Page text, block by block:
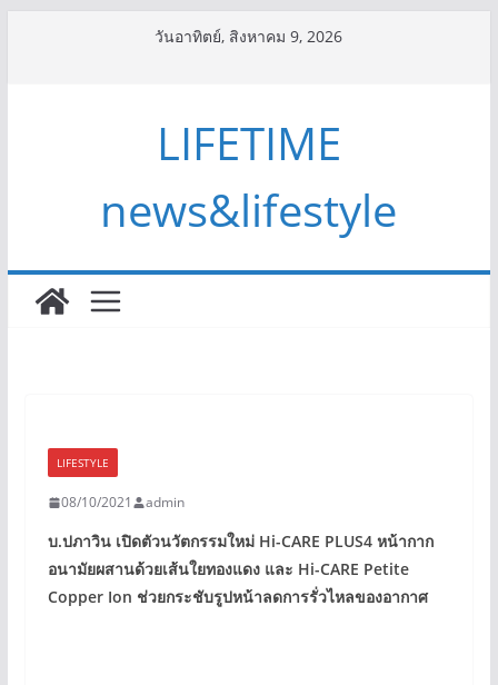
วันอาทิตย์, สิงหาคม 9, 2026
LIFETIME
news&lifestyle
LIFESTYLE
08/10/2021 admin
บ.ปภาวิน เปิดตัวนวัตกรรมใหม่ Hi-CARE PLUS4หน้ากาก
อนามัยผสานด้วยเส้นใยทองแดง และ Hi-CARE Petite
Copper Ion ช่วยกระชับรูปหน้าลดการรั่วไหลของอากาศ